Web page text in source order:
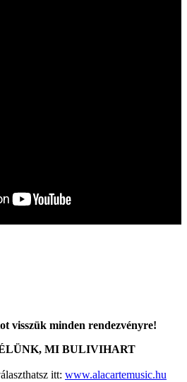
visszük minden rendezvényre!
MI BULIVIHART
itt: www.alacartemusic.hu